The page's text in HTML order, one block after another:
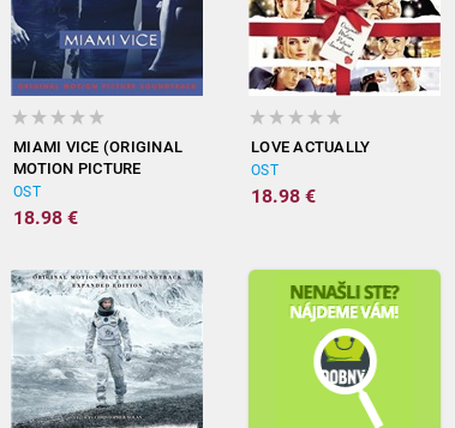
MIAMI VICE (ORIGINAL
MOTION PICTURE
SOUNDTRACK)
OST
18.98 €
LOVE ACTUALLY
OST
18.98 €